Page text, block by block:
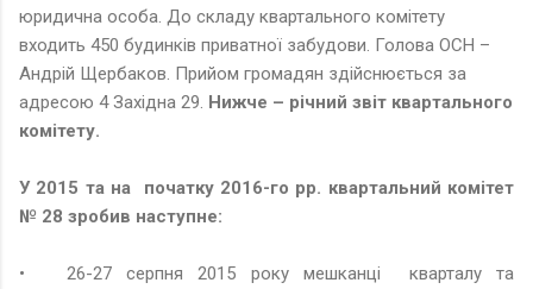
юридична особа. До складу квартального комітету
входить 450 будинків приватної забудови. Голова ОСН –
Андрій Щербаков. Прийом громадян здійснюється за
адресою 4 Західна 29. Нижче – річний звіт квартального
комітету.
У 2015 та на початку 2016-го рр. квартальний комітет
№ 28 зробив наступне:
•
26-27 серпня 2015 року мешканці кварталу та